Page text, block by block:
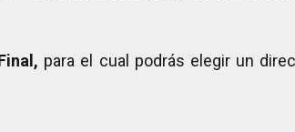
para el cual podrás elegir un